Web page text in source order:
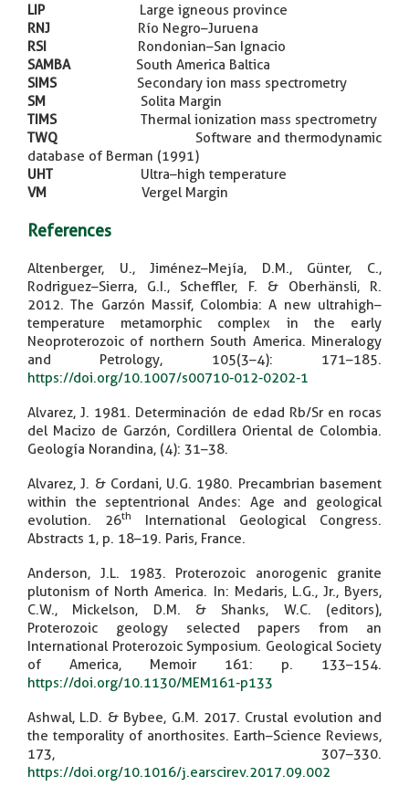
LIP
Large igneous province
RNJ
Río Negro–Juruena
RSI
Rondonian–San Ignacio
SAMBA
South America Baltica
SIMS
Secondary ion mass spectrometry
SM
Solita Margin
TIMS
Thermal ionization mass spectrometry
TWQ
Software and thermodynamic
database of Berman (1991)
UHT
Ultra–high temperature
VM
Vergel Margin
References
Altenberger, U., Jiménez–Mejía, D.M., Günter, C.,
Rodriguez–Sierra, G.I., Scheffler, F. & Oberhänsli, R.
2012. The Garzón Massif, Colombia: A new ultrahigh–
temperature metamorphic complex in the early
Neoproterozoic of northern South America. Mineralogy
and Petrology, 105(3–4): 171–185.
https://doi.org/10.1007/s00710-012-0202-1
Alvarez, J. 1981. Determinación de edad Rb/Sr en rocas
del Macizo de Garzón, Cordillera Oriental de Colombia.
Geología Norandina, (4): 31–38.
Alvarez, J. & Cordani, U.G. 1980. Precambrian basement
within the septentrional Andes: Age and geological
evolution. 26th
International Geological Congress.
Abstracts 1, p. 18–19. Paris, France.
Anderson, J.L. 1983. Proterozoic anorogenic granite
plutonism of North America. In: Medaris, L.G., Jr., Byers,
C.W., Mickelson, D.M. & Shanks, W.C. (editors),
Proterozoic geology selected papers from an
International Proterozoic Symposium. Geological Society
of America, Memoir 161: p. 133–154.
https://doi.org/10.1130/MEM161-p133
Ashwal, L.D. & Bybee, G.M. 2017. Crustal evolution and
the temporality of anorthosites. Earth–Science Reviews,
173, 307–330.
https://doi.org/10.1016/j.earscirev.2017.09.002